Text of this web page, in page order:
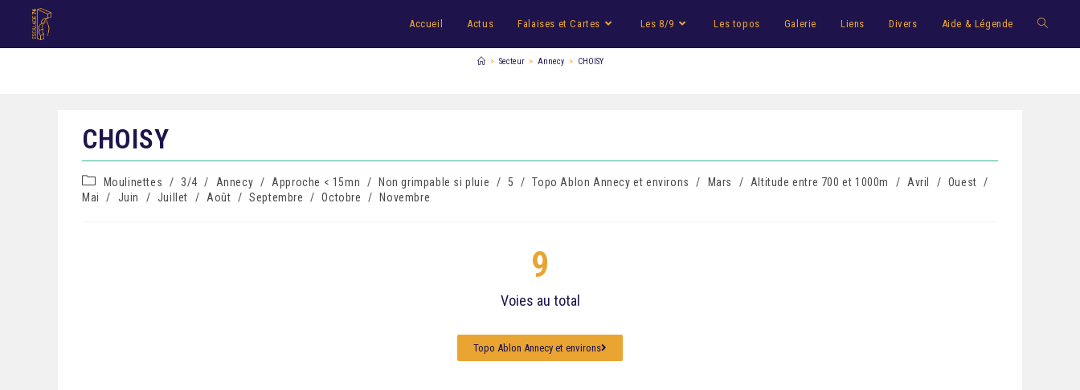
Accueil Actus Falaises et Cartes Les 8/9 Les topos Galerie Liens Divers Aide & Légende
> Secteur > Annecy > CHOISY
CHOISY
Moulinettes / 3/4 / Annecy / Approche < 15mn / Non grimpable si pluie / 5 / Topo Ablon Annecy et environs / Mars / Altitude entre 700 et 1000m / Avril / Ouest /
Mai
/ Juin / Juillet / Août / Septembre / Octobre / Novembre
Voies au total
9
Topo Ablon Annecy et environs